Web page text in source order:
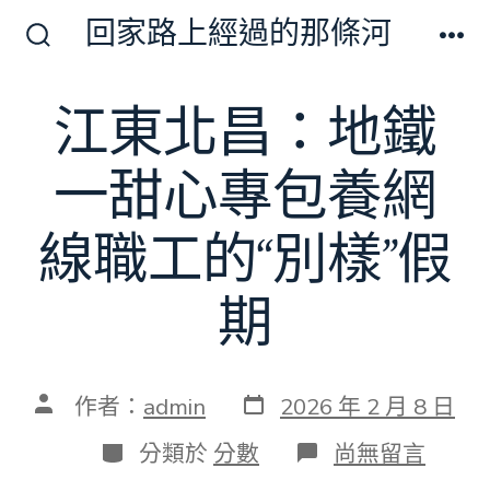
切
換
開
回家路上經過的那條河
江東北昌：地鐵
一甜心專包養網
線職工的“別樣”假
期
文 作者： admin 發
表
日
期
2026 年 2 月 8 日
分
類
分類於 分數 在
〈江
尚無留言